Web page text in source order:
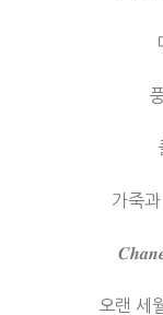
가죽
오랜 세